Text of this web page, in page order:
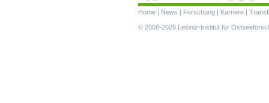
Navigation
überspringen
Home | News | Forschung | Karriere |
© 2008-2026 Leibniz-Institut für